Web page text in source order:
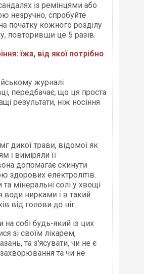
із ремінцями або
незручно, спробуйте
початку кожного розділу
повторивши це 5 разів.
їжа, від якої потрібно
журналі
передбачає, що ця проста
результати, ніж носіння
дикої трави, відомої як
і виміряли її
допомагає скинути
здорових електролітів.
мінеральні солі у хвощі
нирками і в такий
від голови до ніг.
собі будь-який із цих
зі своїм лікарем,
та з'ясувати, чи не є
та чи не